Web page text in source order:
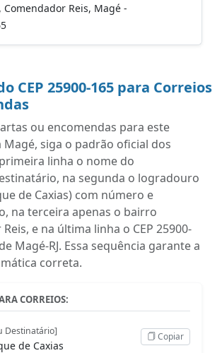
Comendador Reis, Magé -
CEP 25900-165 para Correios
ou encomendas para este
Magé, siga o padrão oficial dos
linha o nome do
na segunda o logradouro
de Caxias) com número e
na terceira apenas o bairro
e na última linha o CEP 25900-
Magé-RJ. Essa sequência garante a
correta.
CORREIOS:
Destinatário]
de Caxias
Copiar